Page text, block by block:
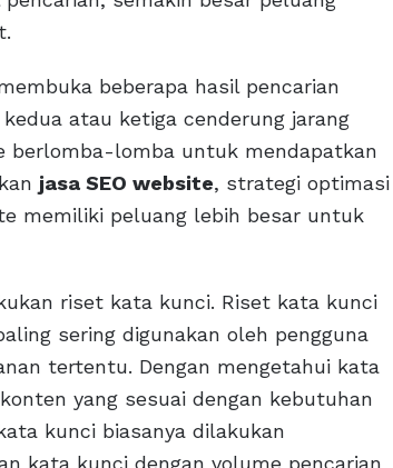
beberapa hasil pencarian
atau ketiga cenderung jarang
berlomba-lomba untuk mendapatkan
jasa SEO website, strategi optimasi
memiliki peluang lebih besar untuk
riset kata kunci. Riset kata kunci
sering digunakan oleh pengguna
tertentu. Dengan mengetahui kata
yang sesuai dengan kebutuhan
kunci biasanya dilakukan
kata kunci dengan volume pencarian